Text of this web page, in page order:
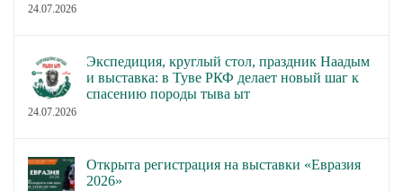
24.07.2026
Экспедиция, круглый стол, праздник Наадым
и выставка: в Туве РКФ делает новый шаг к
спасению породы тыва ыт
24.07.2026
Открыта регистрация на выставки «Евразия
2026»